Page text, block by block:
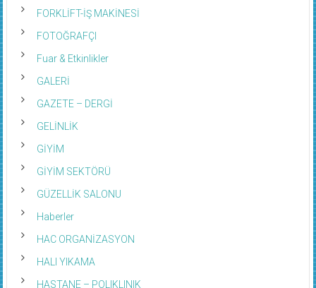
FORKLİFT-İŞ MAKİNESİ
FOTOĞRAFÇI
Fuar & Etkinlikler
GALERİ
GAZETE – DERGİ
GELİNLİK
GİYİM
GİYİM SEKTÖRÜ
GÜZELLİK SALONU
Haberler
HAC ORGANİZASYON
HALI YIKAMA
HASTANE – POLIKLINIK